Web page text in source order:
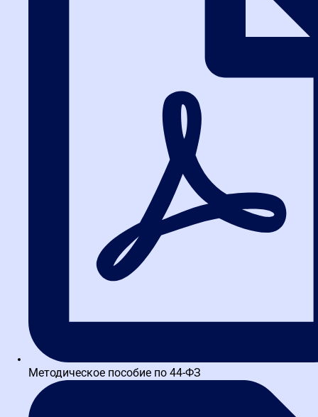
Практика работы на
электронных площадках
Пошаговые демонстрации основных действий заказчика и
поставщика на электронных торговых площадках.
Методическое пособие по 44-ФЗ